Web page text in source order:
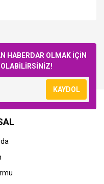
HABERDAR OLMAK İÇİN
KAYDOL